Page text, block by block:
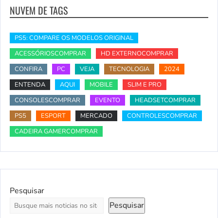
NUVEM DE TAGS
PS5: COMPARE OS MODELOS ORIGINAL
ACESSÓRIOSCOMPRAR
HD EXTERNOCOMPRAR
CONFIRA
PC VEJA TECNOLOGIA
2024
ENTENDA
AQUI MOBILE
SLIM E PRO
CONSOLESCOMPRAR
EVENTO
HEADSETCOMPRAR
PS5
ESPORT MERCADO
CONTROLESCOMPRAR
CADEIRA GAMERCOMPRAR
Pesquisar
Pesquisar